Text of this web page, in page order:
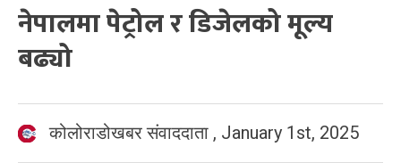
नेपालमा पेट्रोल र डिजेलको मूल्य
बढ्यो
कोलोराडोखबर संवाददाता , January 1st, 2025